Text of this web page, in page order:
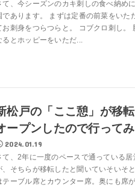
て、今シーズンのカキ刺しの食べ納め
であります。 まずは定番の前菜をいた
お刺身をつらつらと。 コブクロ刺し。
るとホッピーをいただ...
松戸の「ここ憩」が移
ープンしたので行ってみ
2024.01.19
て、2年に一度のペースで通っている
、そちらが移転したと聞いていそいそ
テーブル席とカウンター席。奥にも席